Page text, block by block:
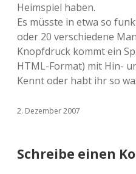
Heimspiel haben.
Es müsste in etwa so
oder 20 verschiedene
Knopfdruck kommt ein
HTML-Format) mit Hin-
Kennt oder habt ihr so
2. Dezember 2007
Schreibe einen